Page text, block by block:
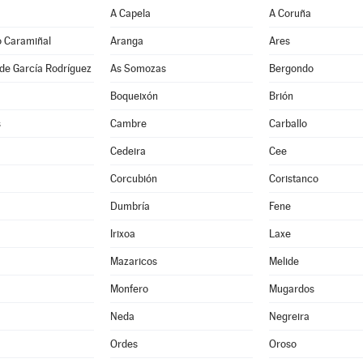
A Capela A Coruña
Caramiñal Aranga Ares
García Rodríguez As Somozas Bergondo
Boqueixón Brión
Cambre Carballo
Cedeira Cee
Corcubión Coristanco
Dumbría Fene
Irixoa Laxe
Mazaricos Melide
Monfero Mugardos
Neda Negreira
Ordes Oroso